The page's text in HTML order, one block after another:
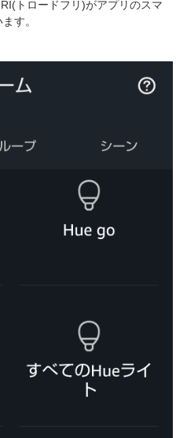
トロードフリ)がアプリのスマ
す。